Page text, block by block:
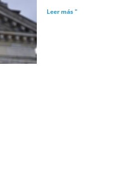
Leer más "